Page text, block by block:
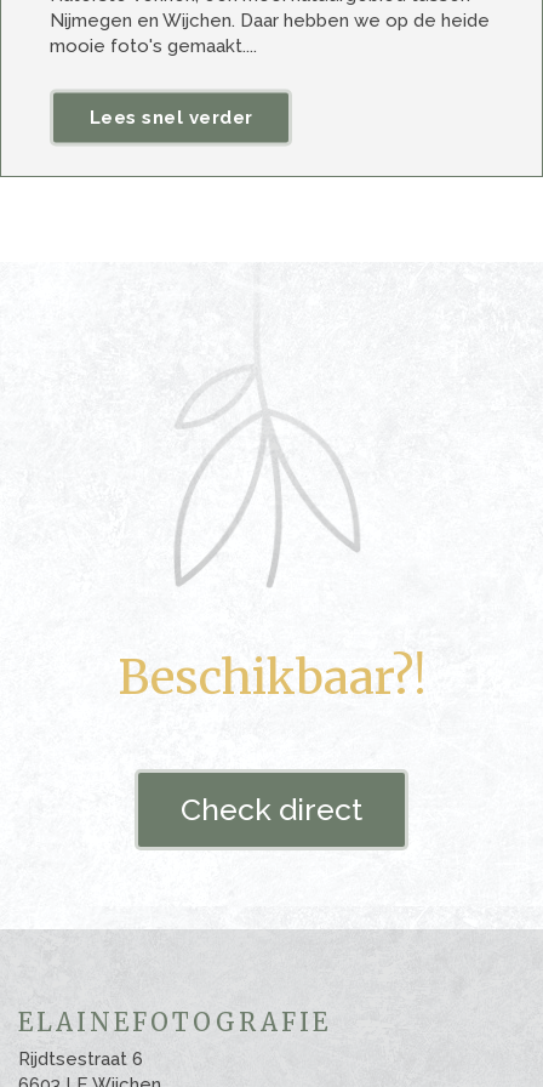
Nijmegen en Wijchen. Daar hebben we op de heide
mooie foto's gemaakt....
Lees snel verder
Beschikbaar?!
Check direct
ELAINEFOTOGRAFIE
Rijdtsestraat 6